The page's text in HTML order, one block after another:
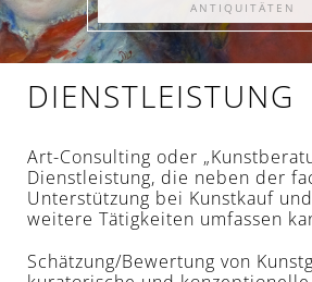
ANTIQUITÄTEN
DIENSTLEISTUNG
Art-Consulting oder
Dienstleistung, die neben der
Unterstützung bei Kunstkauf
weitere Tätigkeiten umfassen
Schätzung/Bewertung von